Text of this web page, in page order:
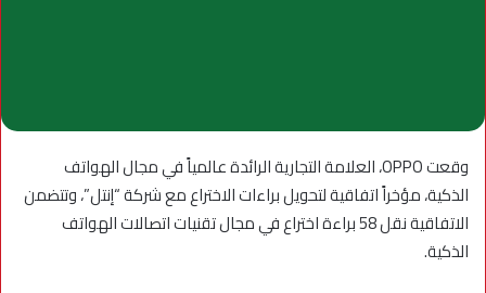
وقعت OPPO، العلامة التجارية الرائدة عالمياً في مجال الهواتف
الذكية، مؤخراً اتفاقية لتحويل براءات الاختراع مع شركة “إنتل”، وتتضمن
الاتفاقية نقل 58 براءة اختراع في مجال تقنيات اتصالات الهواتف
الذكية.